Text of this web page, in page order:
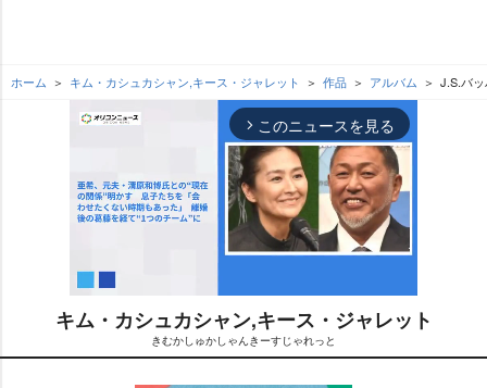
ホーム キム・カシュカシャン,キース・ジャレット 作品 アルバム J.S.バ
arrow_forward_ios このニュースを見る
M
キム・カシュカシャン,キース・ジャレット
きむかしゅかしゃんきーすじゃれっと